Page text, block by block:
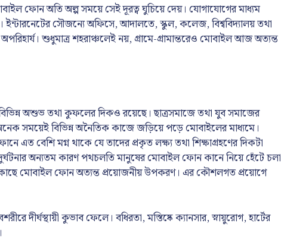
ফোন অতি অল্প সময়ে সেই দূরত্ব ঘুচিয়ে দেয়। যোগাযোগের মাধ্যম
সৌজন্যে অফিসে, আদালতে, স্কুল, কলেজ, বিশ্ববিদ্যালয় তথা
শুধুমাত্র শহরাঞ্চলেই নয়, গ্রামে-গ্রামান্তরেও মোবাইল আজ অত্যন্ত
অশুভ তথা কুফলের দিকও রয়েছে। ছাত্রসমাজে তথা যুব সমাজের
সময়েই বিভিন্ন অনৈতিক কাজে জড়িয়ে পড়ে মোবাইলের মাধ্যমে।
এত বেশি মগ্ন থাকে যে তাদের প্রকৃত লক্ষ্য তথা শিক্ষাগ্রহণের দিকটা
অন্যতম কারণ পথচলতি মানুষের মোবাইল ফোন কানে নিয়ে হেঁটে চলা
কাছে মোবাইল ফোন অত্যন্ত প্রয়োজনীয় উপকরণ। এর কৌশলগত প্রয়োগে
দীর্ঘস্থায়ী কুভাব ফেলে। বধিরতা, মস্তিষ্কে ক্যানসার, স্নায়ুরোগ, হার্টের